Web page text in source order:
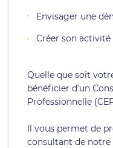
Envisager une
Créer son activité
Quelle que soit
bénéficier d'un
Professionnelle
Il vous permet de
consultant de notre